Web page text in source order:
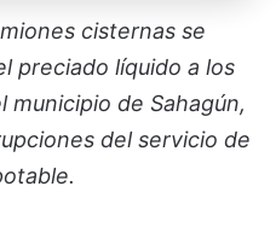
cisternas se
preciado líquido a los
de Sahagún,
del servicio de